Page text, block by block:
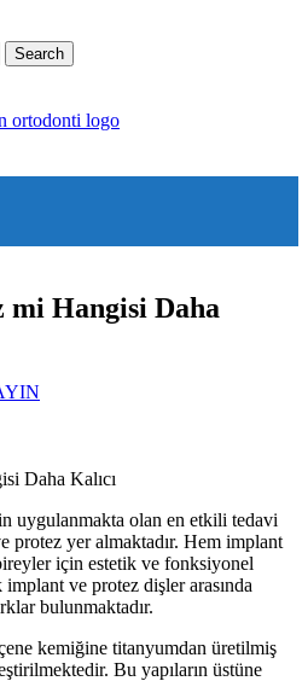
Search
mi Hangisi Daha
uygulanmakta olan en etkili tedavi
protez yer almaktadır. Hem implant
için estetik ve fonksiyonel
ve protez dişler arasında
bulunmaktadır.
kemiğine titanyumdan üretilmiş
Bu yapıların üstüne